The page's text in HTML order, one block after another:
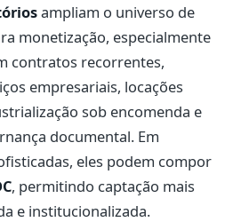
ampliam o universo de
monetização, especialmente
contratos recorrentes,
empresariais, locações
sob encomenda e
documental. Em
eles podem compor
, permitindo captação mais
e institucionalizada.